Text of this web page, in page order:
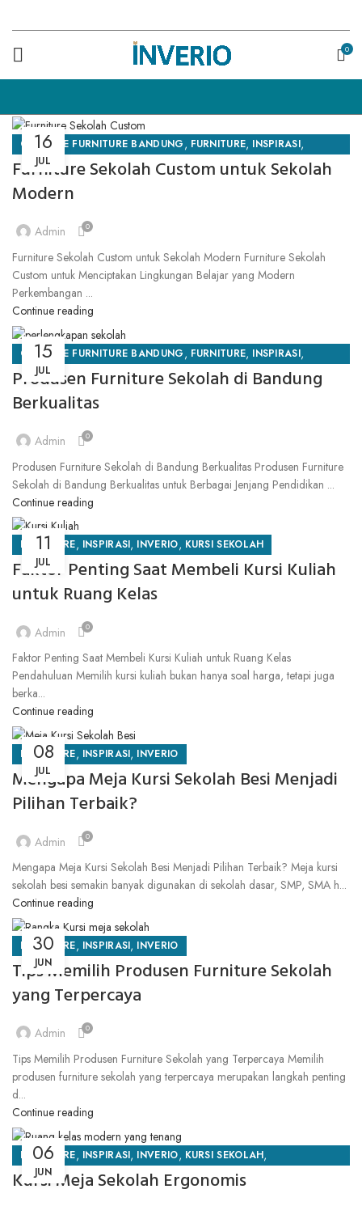
0
16
JUL
CUSTOME FURNITURE BANDUNG, FURNITURE, INSPIRASI,
INVERIO
Furniture Sekolah Custom untuk Sekolah
Modern
Admin 0
Furniture Sekolah Custom untuk Sekolah Modern Furniture Sekolah
Custom untuk Menciptakan Lingkungan Belajar yang Modern
Perkembangan ...
Continue reading
15
JUL
CUSTOME FURNITURE BANDUNG, FURNITURE, INSPIRASI,
INVERIO
Produsen Furniture Sekolah di Bandung
Berkualitas
Admin 0
Produsen Furniture Sekolah di Bandung Berkualitas Produsen Furniture
Sekolah di Bandung Berkualitas untuk Berbagai Jenjang Pendidikan ...
Continue reading
11
JUL
FURNITURE, INSPIRASI, INVERIO, KURSI SEKOLAH
Faktor Penting Saat Membeli Kursi Kuliah
untuk Ruang Kelas
Admin 0
Faktor Penting Saat Membeli Kursi Kuliah untuk Ruang Kelas
Pendahuluan Memilih kursi kuliah bukan hanya soal harga, tetapi juga
berka...
Continue reading
08
JUL
FURNITURE, INSPIRASI, INVERIO
Mengapa Meja Kursi Sekolah Besi Menjadi
Pilihan Terbaik?
Admin 0
Mengapa Meja Kursi Sekolah Besi Menjadi Pilihan Terbaik? Meja kursi
sekolah besi semakin banyak digunakan di sekolah dasar, SMP, SMA h...
Continue reading
30
JUN
FURNITURE, INSPIRASI, INVERIO
Tips Memilih Produsen Furniture Sekolah
yang Terpercaya
Admin 0
Tips Memilih Produsen Furniture Sekolah yang Terpercaya Memilih
produsen furniture sekolah yang terpercaya merupakan langkah penting
d...
Continue reading
06
JUN
FURNITURE, INSPIRASI, INVERIO, KURSI SEKOLAH,
MEJA SEKOLAH
Kursi Meja Sekolah Ergonomis